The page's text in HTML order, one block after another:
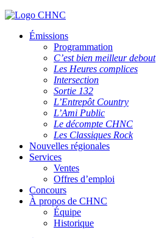
Émissions
Programmation
C’est bien meilleur debout
Les Heures complices
Intersection
Sortie 132
L’Entrepôt Country
L’Ami Public
Le décompte CHNC
Les Classiques Rock
Nouvelles régionales
Services
Ventes
Offres d’emploi
Concours
À propos de CHNC
Équipe
Historique